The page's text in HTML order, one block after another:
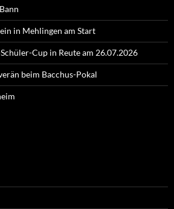
in Mehlingen am Start
Cup in Reute am 26.07.2026
beim Bacchus-Pokal